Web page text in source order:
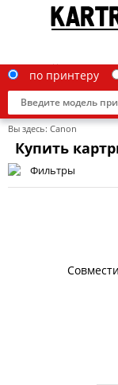
по принтеру
Вы здесь: Canon
Купить
Фильтры